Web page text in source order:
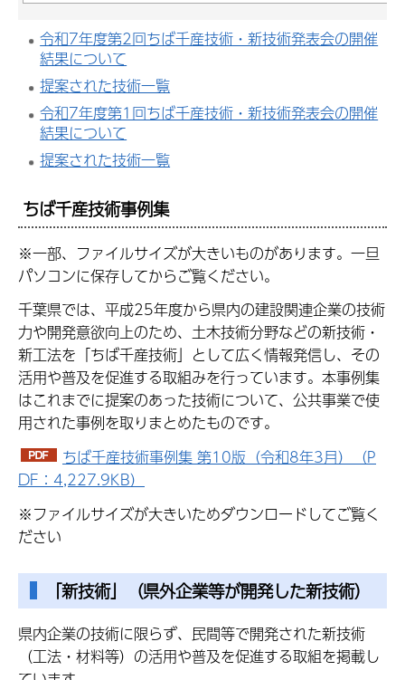
令和7年度第2回ちば千産技術・新技術発表会の開催
結果について
提案された技術一覧
令和7年度第1回ちば千産技術・新技術発表会の開催
結果について
提案された技術一覧
ちば千産技術事例集
※一部、ファイルサイズが大きいものがあります。一旦
パソコンに保存してからご覧ください。
千葉県では、平成25年度から県内の建設関連企業の技術
力や開発意欲向上のため、土木技術分野などの新技術・
新工法を「ちば千産技術」として広く情報発信し、その
活用や普及を促進する取組みを行っています。本事例集
はこれまでに提案のあった技術について、公共事業で使
用された事例を取りまとめたものです。
ちば千産技術事例集 第10版（令和8年3月）（P
DF：4,227.9KB）
※ファイルサイズが大きいためダウンロードしてご覧く
ださい
「新技術」（県外企業等が開発した新技術）
県内企業の技術に限らず、民間等で開発された新技術
（工法・材料等）の活用や普及を促進する取組を掲載し